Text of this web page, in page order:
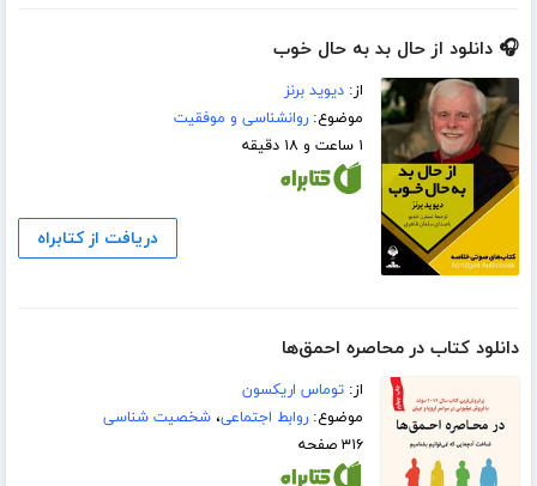
🎧 دانلود از حال بد به حال خوب
از:دیوید برنز
موضوع:روانشناسی و موفقیت
۱ ساعت و ۱۸ دقیقه
دریافت از کتابراه
دانلود کتاب در محاصره احمق‌ها
از:توماس اریکسون
موضوع:روابط اجتماعی،شخصیت شناسی
۳۱۶ صفحه